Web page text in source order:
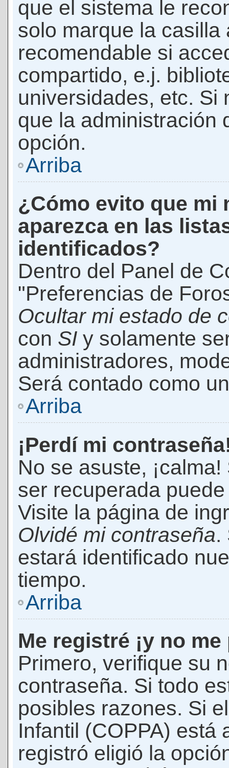
que el sistema le
solo marque la casilla
recomendable si
compartido, e.j.
universidades, etc. Si
que la administración
opción.
Arriba
¿Cómo evito que mi
aparezca en las
identificados?
Dentro del Panel de
"Preferencias de
Ocultar mi estado de
con SI y solamente
administradores,
Será contado como
Arriba
¡Perdí mi
No se asuste,
ser recuperada
Visite la página de
Olvidé mi contraseña.
estará identificado
tiempo.
Arriba
Me registré ¡y no
Primero, verifique su
contraseña. Si todo
posibles razones. Si
Infantil (COPPA) está
registró eligió la